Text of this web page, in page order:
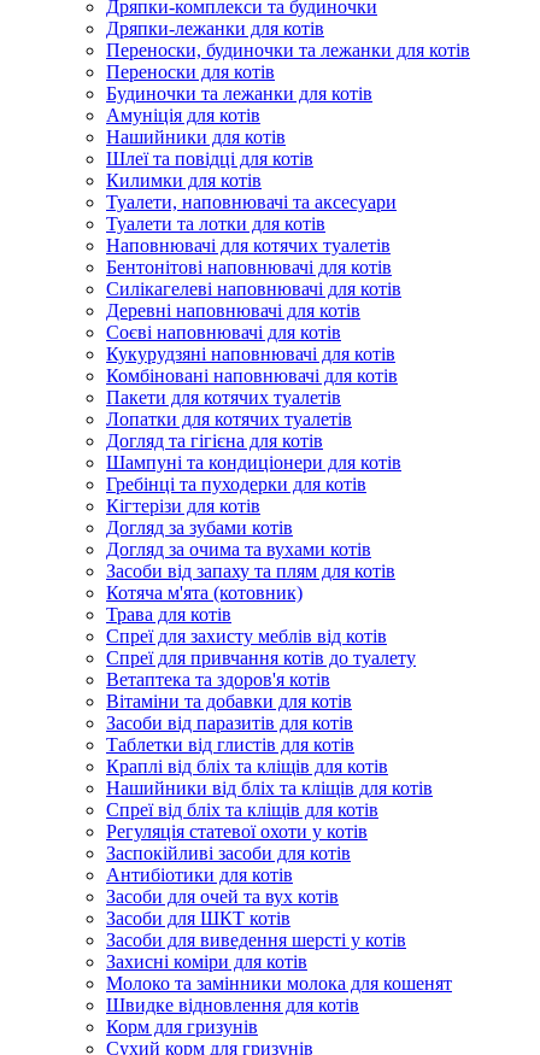
Дряпки-комплекси та будиночки
Дряпки-лежанки для котів
Переноски, будиночки та лежанки для котів
Переноски для котів
Будиночки та лежанки для котів
Амуніція для котів
Нашийники для котів
Шлеї та повідці для котів
Килимки для котів
Туалети, наповнювачі та аксесуари
Туалети та лотки для котів
Наповнювачі для котячих туалетів
Бентонітові наповнювачі для котів
Силікагелеві наповнювачі для котів
Деревні наповнювачі для котів
Соєві наповнювачі для котів
Кукурудзяні наповнювачі для котів
Комбіновані наповнювачі для котів
Пакети для котячих туалетів
Лопатки для котячих туалетів
Догляд та гігієна для котів
Шампуні та кондиціонери для котів
Гребінці та пуходерки для котів
Кігтерізи для котів
Догляд за зубами котів
Догляд за очима та вухами котів
Засоби від запаху та плям для котів
Котяча м'ята (котовник)
Трава для котів
Спреї для захисту меблів від котів
Спреї для привчання котів до туалету
Ветаптека та здоров'я котів
Вітаміни та добавки для котів
Засоби від паразитів для котів
Таблетки від глистів для котів
Краплі від бліх та кліщів для котів
Нашийники від бліх та кліщів для котів
Спреї від бліх та кліщів для котів
Регуляція статевої охоти у котів
Заспокійливі засоби для котів
Антибіотики для котів
Засоби для очей та вух котів
Засоби для ШКТ котів
Засоби для виведення шерсті у котів
Захисні коміри для котів
Молоко та замінники молока для кошенят
Швидке відновлення для котів
Корм для гризунів
Сухий корм для гризунів